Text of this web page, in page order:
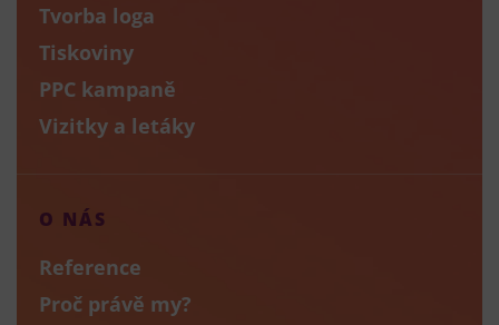
Tvorba loga
Tiskoviny
PPC kampaně
Vizitky a letáky
O NÁS
Reference
Proč právě my?